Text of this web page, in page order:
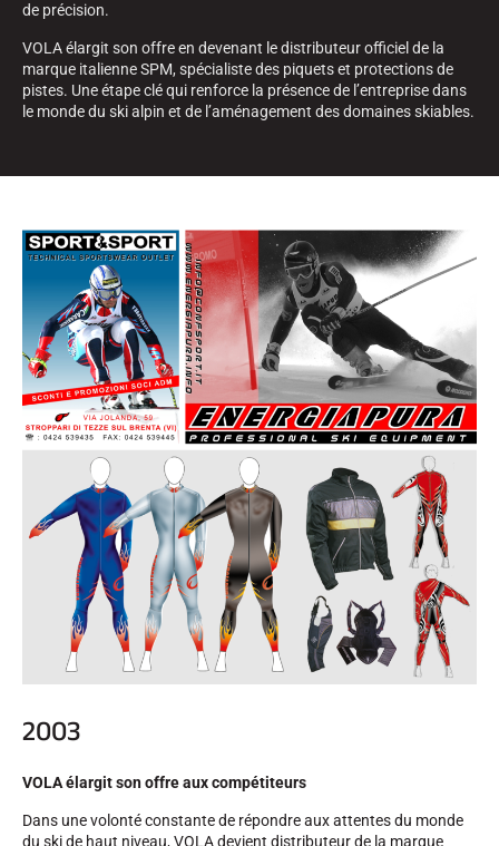
de précision.
VOLA élargit son offre en devenant le distributeur officiel de la
marque italienne SPM, spécialiste des piquets et protections de
pistes. Une étape clé qui renforce la présence de l’entreprise dans
le monde du ski alpin et de l’aménagement des domaines skiables.
2003
VOLA élargit son offre aux compétiteurs
Dans une volonté constante de répondre aux attentes du monde
du ski de haut niveau, VOLA devient distributeur de la marque